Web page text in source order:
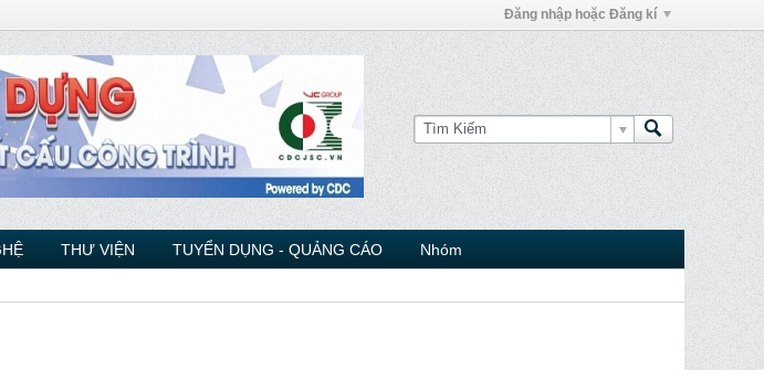
Đăng nhập hoặc Đăng kí
THƯ VIỆN TUYỂN DỤNG - QUẢNG CÁO Nhóm